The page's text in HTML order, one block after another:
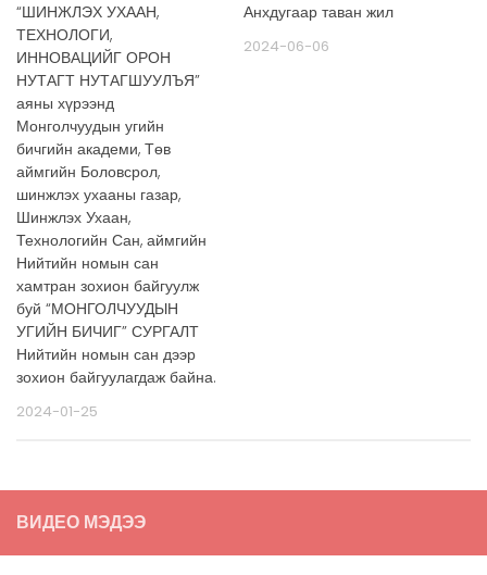
“ШИНЖЛЭХ УХААН,
ТЕХНОЛОГИ,
ИННОВАЦИЙГ ОРОН
НУТАГТ НУТАГШУУЛЪЯ”
аяны хүрээнд
Монголчуудын угийн
бичгийн академи, Төв
аймгийн Боловсрол,
шинжлэх ухааны газар,
Шинжлэх Ухаан,
Технологийн Сан, аймгийн
Нийтийн номын сан
хамтран зохион байгуулж
буй “МОНГОЛЧУУДЫН
УГИЙН БИЧИГ” СУРГАЛТ
Нийтийн номын сан дээр
зохион байгуулагдаж байна.
2024-01-25
Анхдугаар таван жил
2024-06-06
ВИДЕО МЭДЭЭ